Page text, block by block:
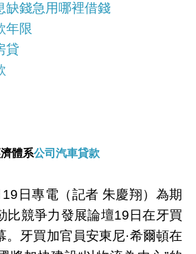
缺錢急用哪裡借錢
年限
貸
體系公司汽車貸款
日專電（記者 朱慶翔）為期
比競爭力發展論壇19日在牙買
。牙買加官員安東尼·希爾頓在